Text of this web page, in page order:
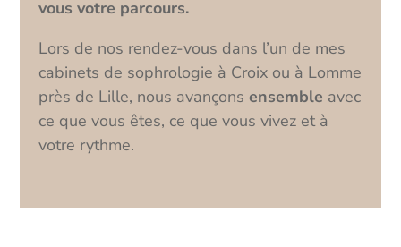
vous votre parcours.
Lors de nos rendez-vous dans l’un de mes
cabinets de sophrologie à Croix ou à Lomme
près de Lille, nous avançons ensemble avec
ce que vous êtes, ce que vous vivez et à
votre rythme.